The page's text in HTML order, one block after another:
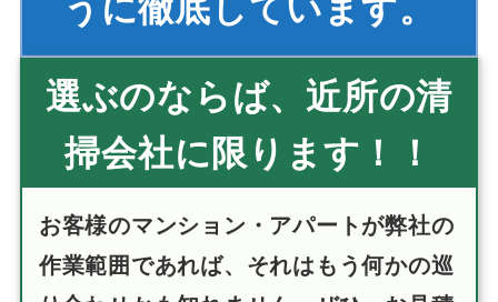
選ぶのならば、近所の清
掃会社に限ります！！
お客様のマンション・アパートが弊社の
作業範囲であれば、それはもう何かの巡